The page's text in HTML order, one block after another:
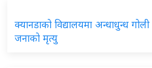
क्यानडाको विद्यालयमा अन्धाधुन्ध गोली
जनाको मृत्यु